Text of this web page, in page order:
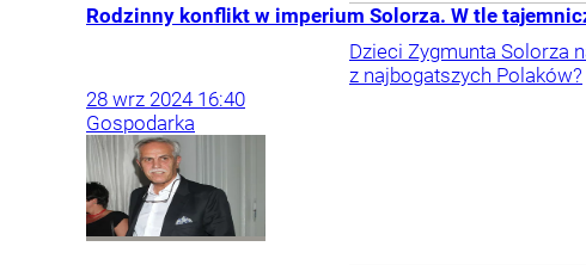
Rodzinny konflikt w imperium Solorza. W tle
Dzieci Zygmunta Solorza
z najbogatszych Polaków?
28 wrz 2024 16:40
Gospodarka